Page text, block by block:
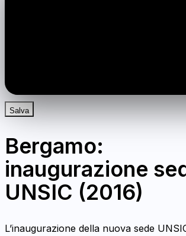
Salva
Bergamo:
inaugurazione
UNSIC (2016)
L’inaugurazione della nuova sede